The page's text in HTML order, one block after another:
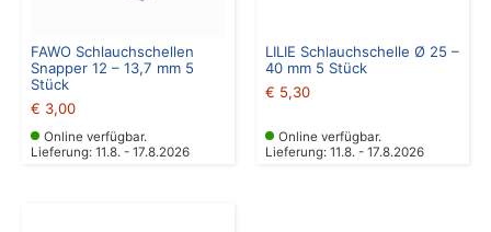
FAWO Schlauchschellen
Snapper 12 – 13,7 mm 5
Stück
€ 3,00
Online verfügbar.
Lieferung: 11.8. - 17.8.2026
LILIE Schlauchschelle Ø 25 –
40 mm 5 Stück
€ 5,30
Online verfügbar.
Lieferung: 11.8. - 17.8.2026